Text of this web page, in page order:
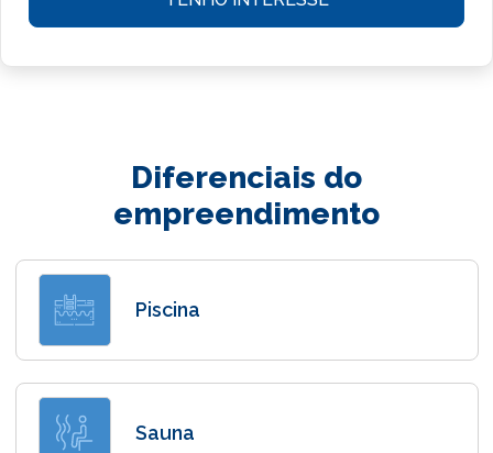
Diferenciais do
empreendimento
Piscina
Sauna